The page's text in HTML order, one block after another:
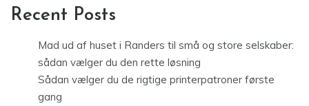
Recent Posts
Mad ud af huset i Randers til små og store selskaber:
sådan vælger du den rette løsning
Sådan vælger du de rigtige printerpatroner første
gang